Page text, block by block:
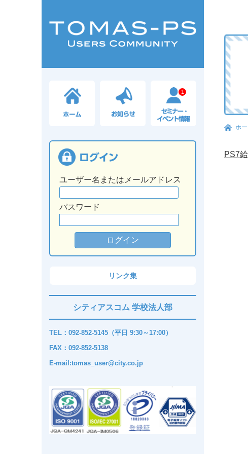
1
ユーザー名またはメールアドレス
パスワード
リンク集
シティアスコム 学校法人部
TEL：092-852-5145（平日 9:30～17:00）
FAX：092-852-5138
E-mail:tomas_user@city.co.jp
ホ
PS7